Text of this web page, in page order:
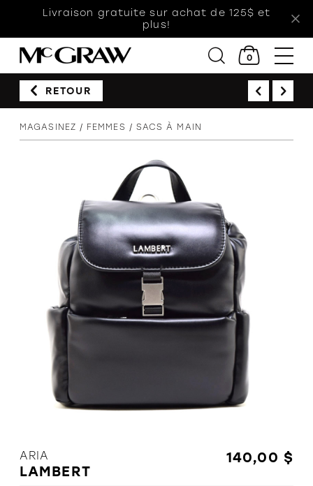
Livraison gratuite sur achat de 125$ et
plus!
0
Femmes
Hommes
Enfants
Accessoires
Soldes
Orthèses
L'équipe
Politiques et conditions d'achat
RETOUR
MAGASINEZ FEMMES SACS À MAIN
ARIA
LAMBERT
140,00 $